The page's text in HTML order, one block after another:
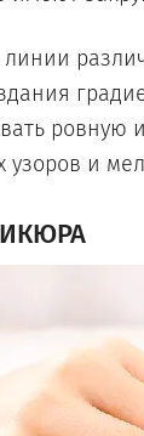
линии
ровную
и